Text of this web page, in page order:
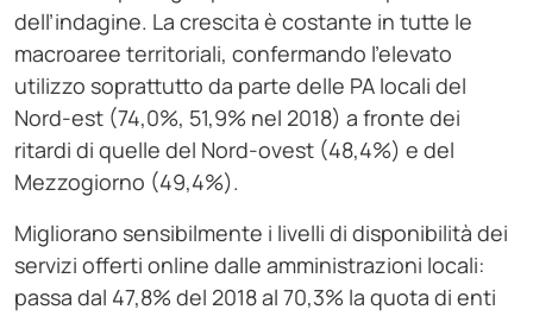
dell’indagine. La crescita è costante in tutte le
macroaree territoriali, confermando l’elevato
utilizzo soprattutto da parte delle PA locali del
Nord-est (74,0%, 51,9% nel 2018) a fronte dei
ritardi di quelle del Nord-ovest (48,4%) e del
Mezzogiorno (49,4%).
Migliorano sensibilmente i livelli di disponibilità dei
servizi offerti online dalle amministrazioni locali:
passa dal 47,8% del 2018 al 70,3% la quota di enti